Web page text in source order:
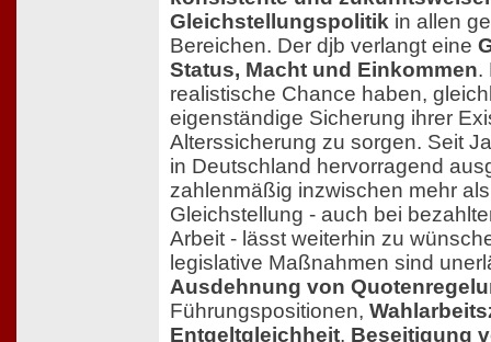
Gleichstellungspolitik in allen
Bereichen. Der djb verlangt eine
Status, Macht und Einkommen.
realistische Chance haben,
eigenständige Sicherung ihrer
Alterssicherung zu sorgen. Seit
in Deutschland hervorragend
zahlenmäßig inzwischen mehr
Gleichstellung - auch bei
Arbeit - lässt weiterhin zu
legislative Maßnahmen sind
Ausdehnung von
Führungspositionen,
Entgeltgleichheit, Beseitigung